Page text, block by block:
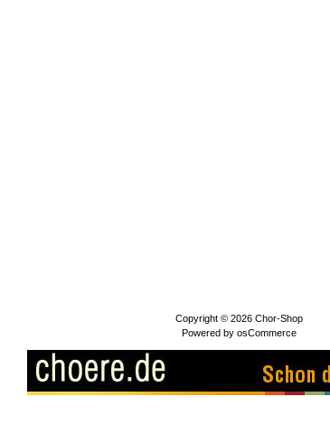
Copyright © 2026 Chor-Shop
Powered by osCommerce